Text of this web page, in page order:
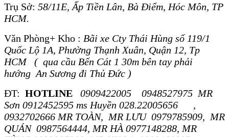
Trụ Sở: 58/11E, Ấp Tiền Lân, Bà Điểm, Hóc Môn, TP
HCM.
Văn Phòng+ Kho : Bãi xe Cty Thái Hùng số 119/1
Quốc Lộ 1A, Phường Thạnh Xuân, Quận 12, Tp
HCM ( qua cầu Bến Cát 1 30m bên tay phải
hướng An Sương đi Thủ Đức )
ĐT: HOTLINE 0909422005 0948527975 MR
Sơn 0912452595 ms Huyền 028.22005656 ,
0932702666 MR TOÀN, MR LƯU 0979785909, MR
QUÁN 0987564444, MR HÀ 0977148288, MR